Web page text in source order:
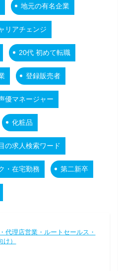
地元の有名企業
リアチェンジ
20代 初めて転職
登録販売者
優マネージャー
化粧品
の求人検索ワード
・在宅勤務 第二新卒
代理店営業・ルートセールス・
）